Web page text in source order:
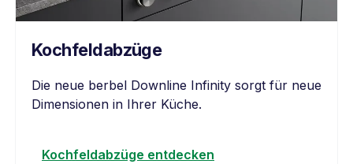
Kochfeldabzüge
Die neue berbel Downline Infinity sorgt für neue
Dimensionen in Ihrer Küche.
Kochfeldabzüge entdecken